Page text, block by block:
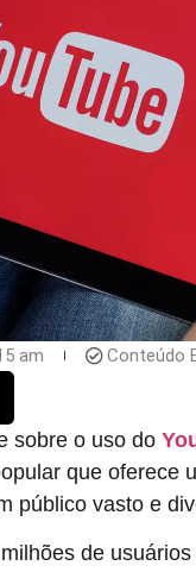
am Conteúdo
sobre o uso do
que oferece
público vasto e
de